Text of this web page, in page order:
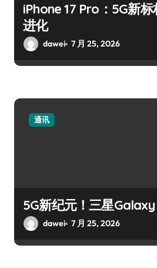
iPhone 17 Pro：5G新
进化
dawei 7 月 25, 2026
通讯
5G新纪元！三星
dawei 7 月 25, 2026